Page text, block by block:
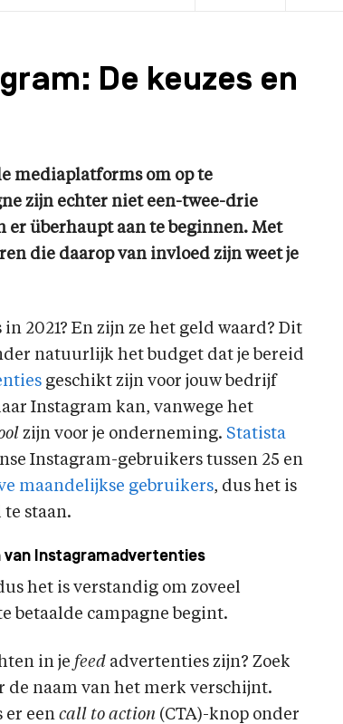
De keuzes en
mediaplatforms om op te
zijn echter niet een-twee-drie
er überhaupt aan te beginnen. Met
die daarop van invloed zijn weet je
2021? En zijn ze het geld waard? Dit
natuurlijk het budget dat je bereid
geschikt zijn voor jouw bedrijf
Instagram kan, vanwege het
zijn voor je onderneming. Statista
Instagram-gebruikers tussen 25 en
maandelijkse gebruikers, dus het is
staan.
van Instagramadvertenties
het is verstandig om zoveel
betaalde campagne begint.
in je feed advertenties zijn? Zoek
de naam van het merk verschijnt.
er een call to action (CTA)-knop onder